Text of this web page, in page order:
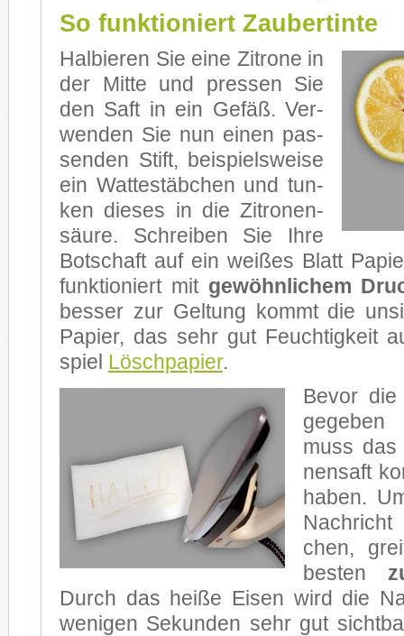
So funktioniert Zaubertinte
Hal­bie­ren Sie eine Zi­tro­ne in
der Mit­te und pres­sen Sie
den Saft in ein Ge­fäß. Ver­
wen­den Sie nun ei­nen pas­
sen­den Stift, bei­spiels­wei­se
ein Wat­te­stäb­chen und tun­
ken die­ses in die Zi­tro­nen­
säu­re. Schrei­ben Sie Ihre
Bot­schaft auf ein wei­ßes Blatt
funk­tio­niert mit ge­wöhn­li­chem
bes­ser zur Gel­tung kommt die
Pa­pier, das sehr gut Feuch­tig­keit
spiel Lösch­pa­pier.
Be­vor
muss
nen­saft
ha­ben.
chen,
bes­ten
Durch das hei­ße Ei­sen wird die
we­ni­gen Se­kun­den sehr gut